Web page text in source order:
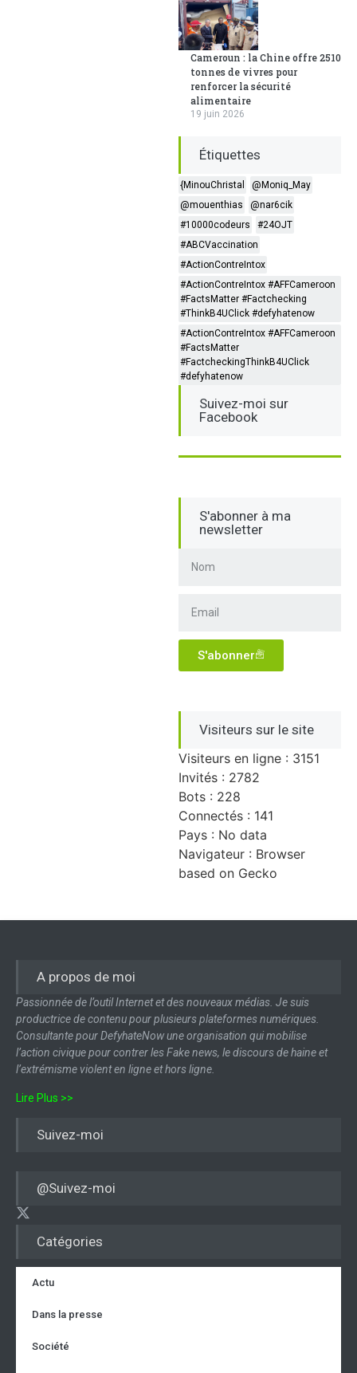
Cameroun : la Chine offre 2510
tonnes de vivres pour
renforcer la sécurité
alimentaire
19 juin 2026
Étiquettes
{MinouChristal
@Moniq_May
@mouenthias
@nar6cik
#10000codeurs
#24OJT
#ABCVaccination
#ActionContreIntox
#ActionContreIntox #AFFCameroon
#FactsMatter #Factchecking
#ThinkB4UClick #defyhatenow
#ActionContreIntox #AFFCameroon
#FactsMatter
#FactcheckingThinkB4UClick
#defyhatenow
Suivez-moi sur
Facebook
S'abonner à ma
newsletter
S'abonner
Visiteurs sur le site
Visiteurs en ligne : 3151
Invités : 2782
Bots : 228
Connectés : 141
Pays : No data
Navigateur : Browser
based on Gecko
Catégories
Actu
Dans la presse
Société
A propos de moi
Passionnée de l’outil Internet et des nouveaux médias. Je suis
productrice de contenu pour plusieurs plateformes numériques.
Consultante pour DefyhateNow une organisation qui mobilise
l’action civique pour contrer les Fake news, le discours de haine et
l’extrémisme violent en ligne et hors ligne.
Lire Plus >>
Suivez-moi
@Suivez-moi